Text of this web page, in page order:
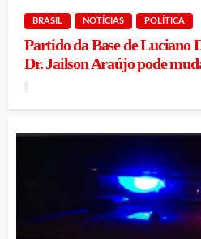
BRASIL NOTÍCIAS POLÍTICA
Partido da Base de Luciano
Dr. Jailson Araújo pode